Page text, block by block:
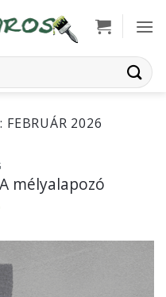
FEBRUÁR 2026
mélyalapozó